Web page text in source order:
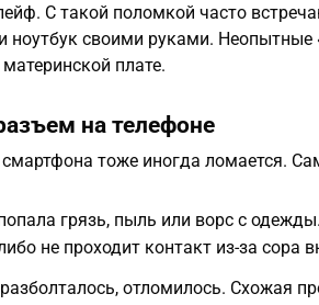
С такой поломкой часто
ноутбук своими руками. Неопытные
плате.
на телефоне
смартфона тоже иногда ломается.
грязь, пыль или ворс с
не проходит контакт из-за сора
отломилось. Схожая